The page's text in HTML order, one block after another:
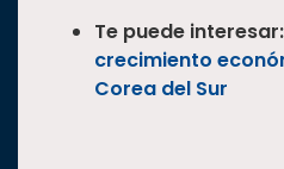
Te puede interesar:
crecimiento
Corea del Sur